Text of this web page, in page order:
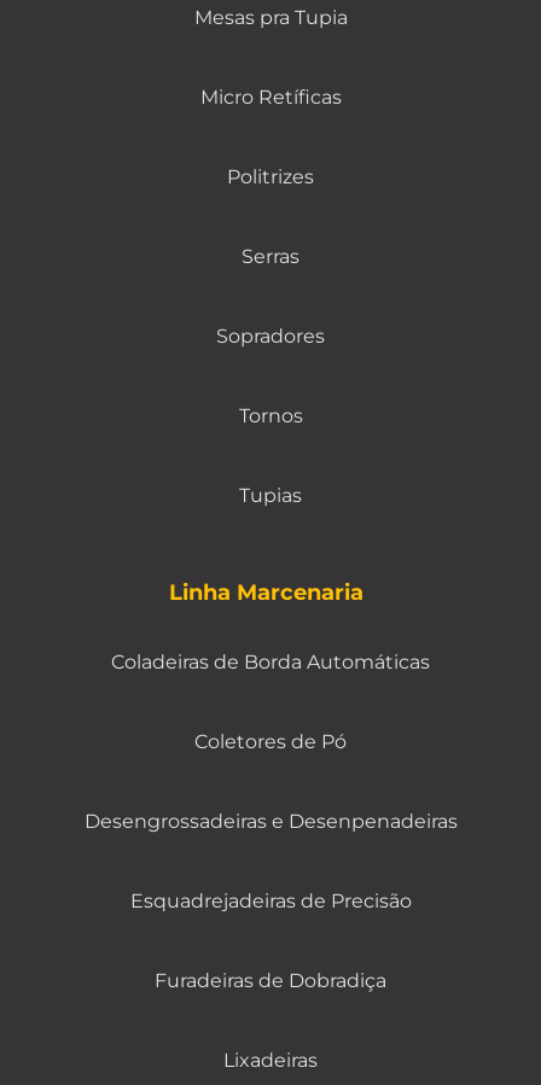
Mesas pra Tupia
Micro Retíficas
Politrizes
Serras
Sopradores
Tornos
Tupias
Linha Marcenaria
Coladeiras de Borda Automáticas
Coletores de Pó
Desengrossadeiras e Desenpenadeiras
Esquadrejadeiras de Precisão
Furadeiras de Dobradiça
Lixadeiras